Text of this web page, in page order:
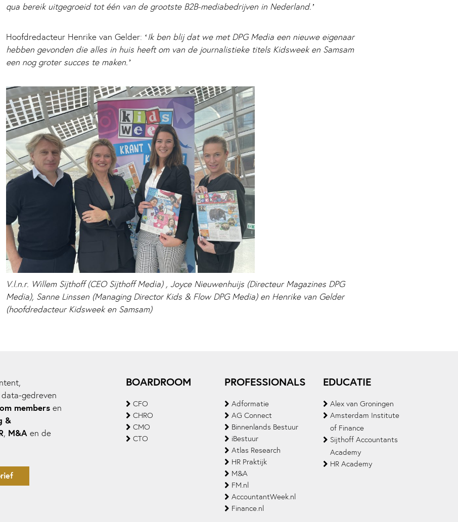
qua bereik uitgegroeid tot één van de grootste B2B-mediabedrijven in Nederland.’
Hoofdredacteur Henrike van Gelder: ‘Ik ben blij dat we met DPG Media een nieuwe eigenaar
hebben gevonden die alles in huis heeft om van de journalistieke titels Kidsweek en Samsam
een nog groter succes te maken.’
V.l.n.r. Willem Sijthoff (CEO Sijthoff Media) , Joyce Nieuwenhuijs (Directeur Magazines DPG
Media), Sanne Linssen (Managing Director Kids & Flow DPG Media) en Henrike van Gelder
(hoofdredacteur Kidsweek en Samsam)
gedreven
membersen
&
, M&Aen de
BOARDROOM
CFO
CHRO
CMO
CTO
PROFESSIONALS
Adformatie
AG Connect
Binnenlands Bestuur
iBestuur
Atlas Research
HR Praktijk
M&A
FM.nl
AccountantWeek.nl
Finance.nl
EDUCATIE
Alex van Groningen
Amsterdam Institute
of Finance
Sijthoff Accountants
Academy
HR Academy